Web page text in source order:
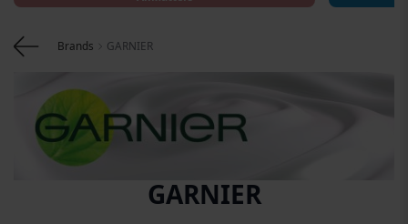
Brands GARNIER
GARNIER